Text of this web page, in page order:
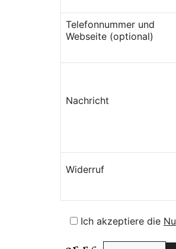
Telefonnummer und
Webseite (optional)
Nachricht
Widerruf
Ich akzeptiere die